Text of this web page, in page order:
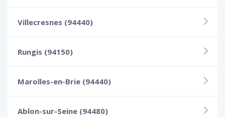
Villecresnes (94440)
Rungis (94150)
Marolles-en-Brie (94440)
Ablon-sur-Seine (94480)